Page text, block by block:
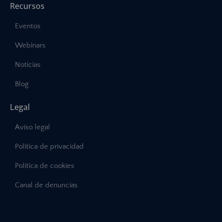
Recursos
Eventos
Webinars
Noticias
Blog
Legal
Aviso legal
Política de privacidad
Política de cookies
Canal de denuncias